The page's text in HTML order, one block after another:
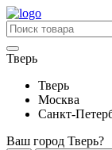
Тверь
Тверь
Москва
Санкт-
Ваш город Тверь?